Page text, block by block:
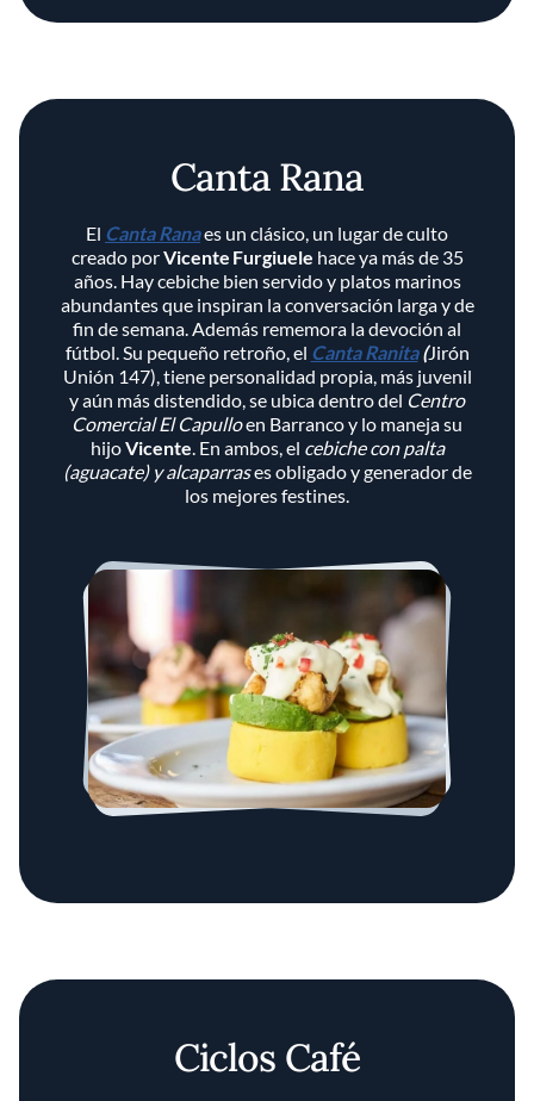
Canta Rana
El Canta Ranaes un clásico, un lugar de culto
creado porVicente Furgiuele hace ya más de 35
años. Hay cebiche bien servido y platos marinos
abundantes que inspiran la conversación larga y de
fin de semana. Además rememora la devoción al
fútbol. Su pequeño retroño, el Canta Ranita(Jirón
Unión 147), tiene personalidad propia, más juvenil
y aún más distendido, se ubica dentro del Centro
Comercial El Capulloen Barranco y lo maneja su
hijoVicente. En ambos, el cebiche con palta
(aguacate) y alcaparrases obligado y generador de
los mejores festines.
Ciclos Café